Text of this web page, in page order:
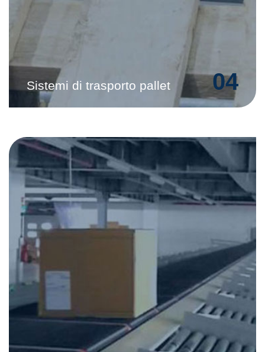
Sistemi di trasporto pallet 04